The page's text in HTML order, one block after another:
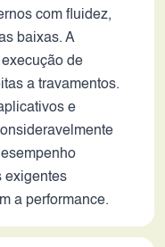
com fluidez,
baixas. A
de
a travamentos.
e
exigentes
a performance.